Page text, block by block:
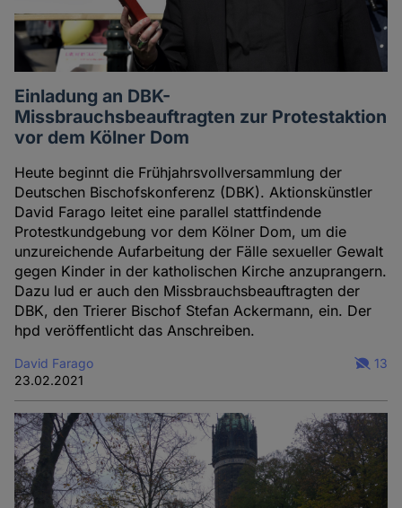
Einladung an DBK-
Missbrauchsbeauftragten zur Protestaktion
vor dem Kölner Dom
Heute beginnt die Frühjahrsvollversammlung der
Deutschen Bischofskonferenz (DBK). Aktionskünstler
David Farago leitet eine parallel stattfindende
Protestkundgebung vor dem Kölner Dom, um die
unzureichende Aufarbeitung der Fälle sexueller Gewalt
gegen Kinder in der katholischen Kirche anzuprangern.
Dazu lud er auch den Missbrauchsbeauftragten der
DBK, den Trierer Bischof Stefan Ackermann, ein. Der
hpd veröffentlicht das Anschreiben.
David Farago
23.02.2021
13